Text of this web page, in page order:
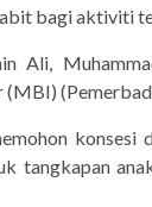
bagi aktiviti
Ali,
konsesi
tangkapan